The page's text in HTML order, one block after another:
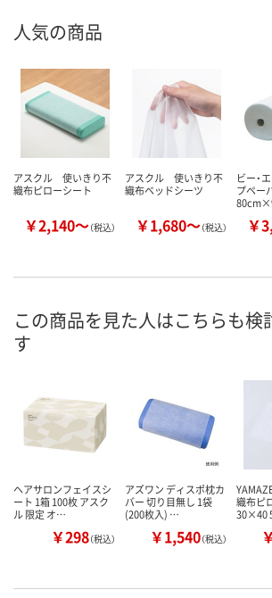
人気の商品
アスクル 使いきり不
織布ピローシート
￥2,140～（税込）
アスクル 使いきり不
織布ベッドシーツ
￥1,680～（税込）
ビー・
プペー
￥
この商品を見た人はこちらも検
す
ヘアサロンフェイスシ
ート 1箱 100枚 アスク
ル 限定 オ…
￥298（税込）
アズワン ディスポ枕カ
バー 切り目無し 1袋
(200枚入) …
￥1,540（税込）
織布ピ
30×40